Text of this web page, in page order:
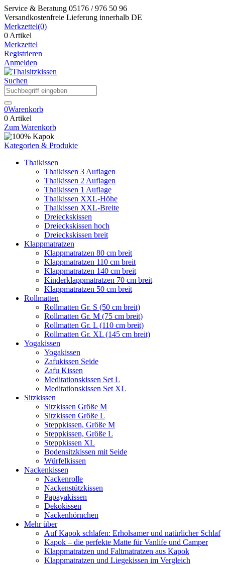
Service & Beratung 05176 / 976 50 96
Versandkostenfreie Lieferung innerhalb DE
Merkzettel(0)
0 Artikel
Merkzettel
Registrieren
Anmelden
Suchen
0Warenkorb
0 Artikel
Zum Warenkorb
Kategorien & Produkte
Thaikissen
Thaikissen 3 Auflagen
Thaikissen 2 Auflagen
Thaikissen 1 Auflage
Thaikissen XXL-Höhe
Thaikissen XXL-Breite
Dreieckskissen
Dreieckskissen hoch
Dreieckskissen breit
Klappmatratzen
Klappmatratzen 80 cm breit
Klappmatratzen 110 cm breit
Klappmatratzen 140 cm breit
Kinderklappmatratzen 70 cm breit
Klappmatratzen 50 cm breit
Rollmatten
Rollmatten Gr. S (50 cm breit)
Rollmatten Gr. M (75 cm breit)
Rollmatten Gr. L (110 cm breit)
Rollmatten Gr. XL (145 cm breit)
Yogakissen
Yogakissen
Zafukissen Seide
Zafu Kissen
Meditationskissen Set L
Meditationskissen Set XL
Sitzkissen
Sitzkissen Größe M
Sitzkissen Größe L
Steppkissen, Größe M
Steppkissen, Größe L
Steppkissen XL
Bodensitzkissen mit Seide
Würfelkissen
Nackenkissen
Nackenrolle
Nackenstützkissen
Papayakissen
Dekokissen
Nackenhörnchen
Mehr über
Auf Kapok schlafen: Erholsamer und natürlicher Schlaf
Kapok – die perfekte Matte für Vanlife und Camper
Klappmatratzen und Faltmatratzen aus Kapok
Klappmatratzen und Liegekissen im Vergleich